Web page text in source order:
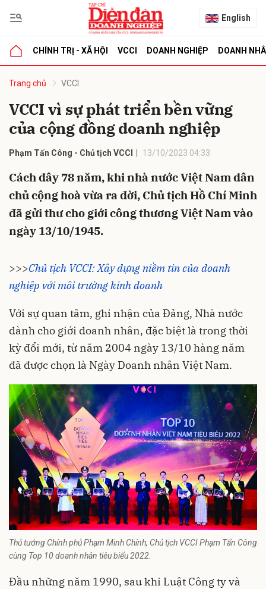
English
CHÍNH TRỊ - XÃ HỘI VCCI DOANH NGHIỆP DOANH
Trang chủ VCCI
VCCI vì sự phát triển bền vững
của cộng đồng doanh nghiệp
Phạm Tấn Công - Chủ tịch VCCI 13/10/2023 04:33
Cách đây 78 năm, khi nhà nước Việt Nam dân
chủ cộng hoà vừa ra đời, Chủ tịch Hồ Chí Minh
đã gửi thư cho giới công thương Việt Nam vào
ngày 13/10/1945.
>>>Chủ tịch VCCI: Xây dựng niềm tin của doanh
nghiệp với môi trường kinh doanh
Với sự quan tâm, ghi nhận của Đảng, Nhà nước
dành cho giới doanh nhân, đặc biệt là trong thời
kỳ đổi mới, từ năm 2004 ngày 13/10 hàng năm
đã được chọn là Ngày Doanh nhân Việt Nam.
Thủ tướng Chính phủ Phạm Minh Chính, Chủ tịch VCCI Phạm Tấn Công
cùng Top 10 doanh nhân tiêu biểu 2022.
Đầu những năm 1990, sau khi Luật Công ty và
luận
Hủy